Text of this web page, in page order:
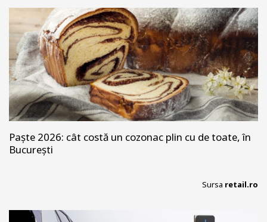
Paște 2026: cât costă un cozonac plin cu de toate, în
București
Sursa retail.ro